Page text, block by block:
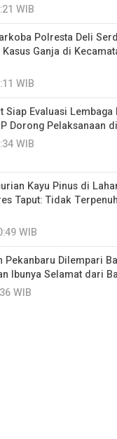
WIB
Polresta Deli
Ganja di
WIB
Siap Evaluasi
Dorong Pelaksanaan
WIB
Kayu Pinus di
Taput: Tidak
WIB
Pekanbaru Dilempari
Ibunya Selamat dari
WIB